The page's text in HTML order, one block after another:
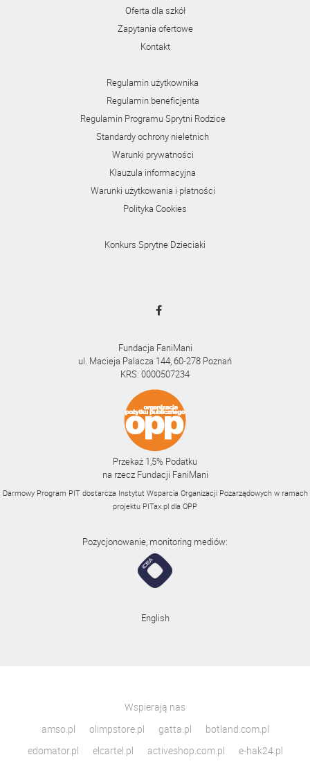
Oferta dla szkół
Zapytania ofertowe
Kontakt
Regulamin użytkownika
Regulamin beneficjenta
Regulamin Programu Sprytni Rodzice
Standardy ochrony nieletnich
Warunki prywatności
Klauzula informacyjna
Warunki użytkowania i płatności
Polityka Cookies
Konkurs Sprytne Dzieciaki
Fundacja FaniMani
ul. Macieja Palacza 144, 60-278 Poznań
KRS: 0000507234
Przekaż 1,5% Podatku
na rzecz Fundacji FaniMani
Darmowy Program PIT dostarcza Instytut Wsparcia Organizacji Pozarządowych w ramach
projektu PITax.pl dla OPP
Pozycjonowanie, monitoring mediów:
English
Wspierają nas
amso.pl
olimpstore.pl gatta.pl
botland.com.pl
edomator.pl
elcartel.pl activeshop.com.pl
e-hak24.pl